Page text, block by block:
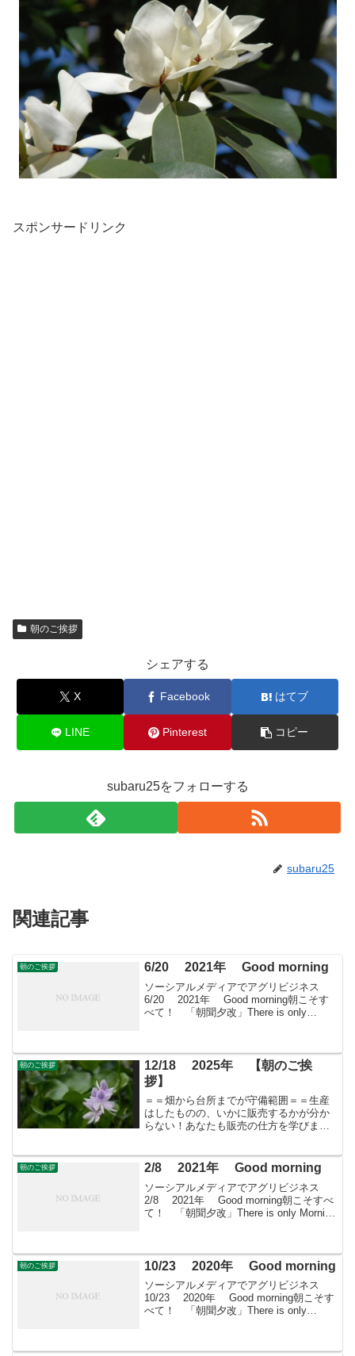
スポンサードリンク
朝のご挨拶
シェアする
X Facebook はてブ
LINE Pinterest コピー
subaru25をフォローする
subaru25
関連記事
朝のご挨拶 6/20 2021年 Good morning
ソーシアルメディアでアグリビジネス
6/20 2021年 Good morning朝こそす
べて！ 「朝聞夕改」There is only
朝のご挨拶
12/18 2025年 【朝のご挨
拶】
＝＝畑から台所までが守備範囲＝＝生産
はしたものの、いかに販売するかが分か
らない！あなたも販売の仕方を学びませ
朝のご挨拶 2/8 2021年 Good morning
ソーシアルメディアでアグリビジネス
2/8 2021年 Good morning朝こそすべ
て！ 「朝聞夕改」There is only Morning
朝のご挨拶 10/23 2020年 Good morning
ソーシアルメディアでアグリビジネス
10/23 2020年 Good morning朝こそす
べて！ 「朝聞夕改」There is only